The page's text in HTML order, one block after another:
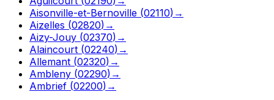
Aisonville-et-Bernoville (02110) →
Aizelles (02820) →
Aizy-Jouy (02370) →
Alaincourt (02240) →
Allemant (02320) →
Ambleny (02290) →
Ambrief (02200) →